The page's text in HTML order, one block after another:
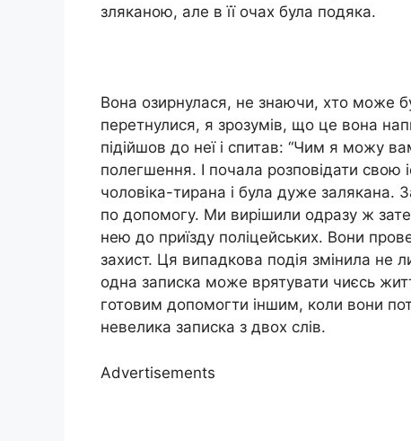
зляканою, але в її очах була подяка.
Вона озирнулася, не знаючи, хто може
перетнулися, я зрозумів, що це вона
підійшов до неї і спитав: “Чим я можу
полегшення. І почала розповідати
чоловіка-тирана і була дуже залякана.
по допомогу. Ми вирішили одразу ж
нею до приїзду поліцейських. Вони
захист. Ця випадкова подія змінила не
одна записка може врятувати чиєсь
готовим допомогти іншим, коли вони
невелика записка з двох слів.
Advertisements